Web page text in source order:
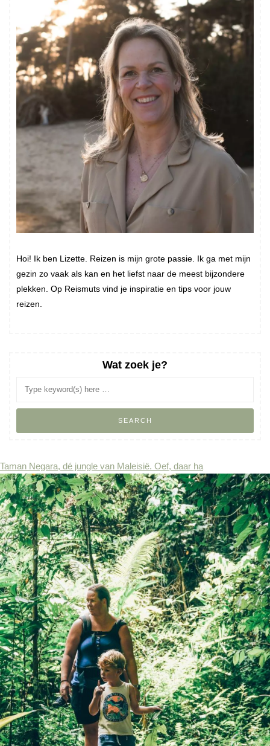
Hoi! Ik ben Lizette. Reizen is mijn grote passie. Ik ga met mijn
gezin zo vaak als kan en het liefst naar de meest bijzondere
plekken. Op Reismuts vind je inspiratie en tips voor jouw
reizen.
Wat zoek je?
Taman Negara, dé jungle van Maleisië. Oef, daar ha